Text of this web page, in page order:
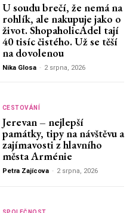
U soudu brečí, že nemá na
rohlík, ale nakupuje jako o
život. ShopaholicAdel tají
40 tisíc čistého. Už se těší
na dovolenou
Nika Glosa - 2 srpna, 2026
CESTOVÁNÍ
Jerevan – nejlepší
památky, tipy na návštěvu a
zajímavosti z hlavního
města Arménie
Petra Zajícova - 2 srpna, 2026